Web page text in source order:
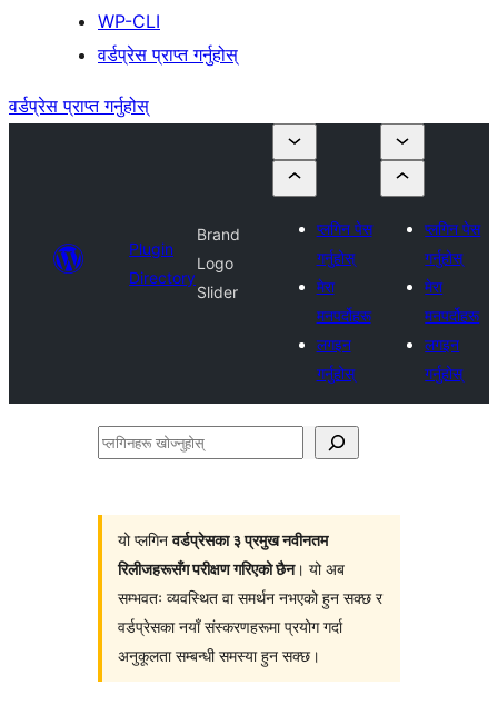
WP-CLI
वर्डप्रेस प्राप्त गर्नुहोस्
वर्डप्रेस प्राप्त गर्नुहोस्
Plugin
Directory
Brand
Logo
Slider
प्लगिन पेस
गर्नुहोस्
मेरा
मनपर्दोहरू
लगइन
गर्नुहोस्
प्लगिन पेस
गर्नुहोस्
मेरा
मनपर्दोहरू
लगइन
गर्नुहोस्
प्लगिनहरू
यो प्लगिनवर्डप्रेसका ३ प्रमुख नवीनतम
रिलीजहरूसँग परीक्षण गरिएको छैन। यो अब
सम्भवतः व्यवस्थित वा समर्थन नभएको हुन सक्छ र
वर्डप्रेसका नयाँ संस्करणहरूमा प्रयोग गर्दा
अनुकूलता सम्बन्धी समस्या हुन सक्छ।